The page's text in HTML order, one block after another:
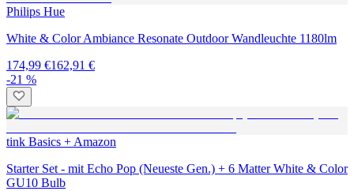
Philips Hue
White & Color Ambiance Resonate Outdoor Wandleuchte 1180lm
174,99 €162,91 €
-21 %
tink Basics + Amazon
Starter Set - mit Echo Pop (Neueste Gen.) + 6 Matter White & Color
GU10 Bulb